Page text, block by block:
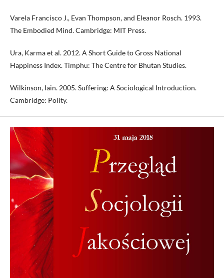
Varela Francisco J., Evan Thompson, and Eleanor Rosch. 1993.
The Embodied Mind. Cambridge: MIT Press.
Ura, Karma et al. 2012. A Short Guide to Gross National
Happiness Index. Timphu: The Centre for Bhutan Studies.
Wilkinson, Iain. 2005. Suffering: A Sociological Introduction.
Cambridge: Polity.